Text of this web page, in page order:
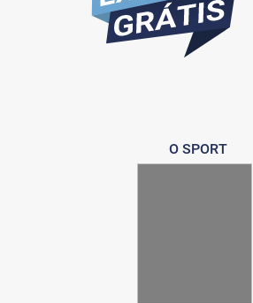
O SPORT